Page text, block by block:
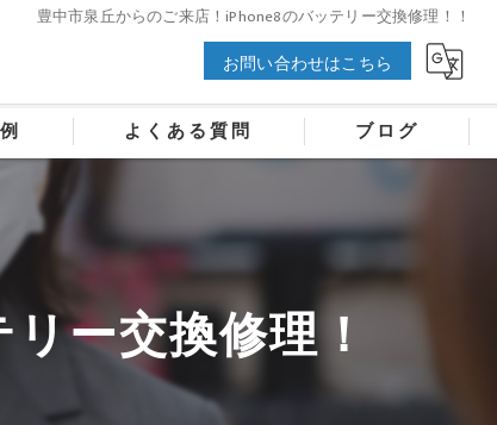
豊中市泉丘からのご来店！iPhone8のバッテリー交換修理！！
お問い合わせはこちら
よくある質問 ブログ
ー交換修理！